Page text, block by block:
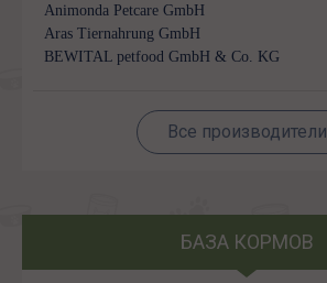
Animonda Petcare GmbH
Aras Tiernahrung GmbH
BEWITAL petfood GmbH & Co. KG
Все производители
БАЗА КОРМОВ